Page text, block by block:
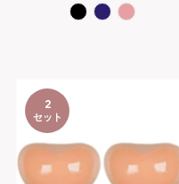
2
セット